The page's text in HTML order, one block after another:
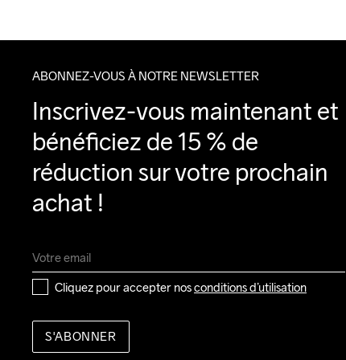
ABONNEZ-VOUS À NOTRE NEWSLETTER
Inscrivez-vous maintenant et
bénéficiez de 15 % de
réduction sur votre prochain
achat !
Cliquez pour accepter nos conditions d’utilisation
S'ABONNER